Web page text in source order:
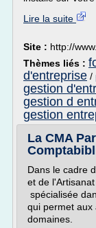
Lire la suite
Site : http://
Thèmes liés :
d'entreprise /
gestion
gestion d
gestion
La CMA
Dans le cadre
et de
spécialisée
qui permet aux
domaines.